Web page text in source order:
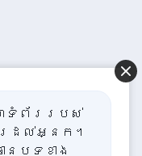
ហទំព័ររបស់
រដល់អ្នក។
បទខាង